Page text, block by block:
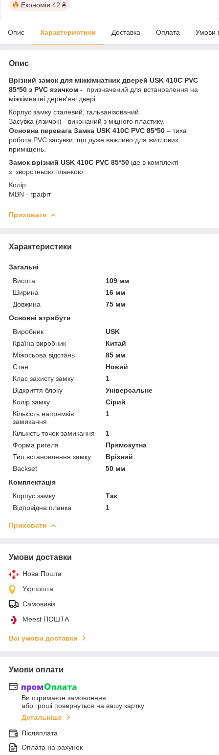
Економія 42 ₴
Опис Характеристики Доставка Оплата Умови
Опис
Врізний замок для міжкімнатних дверей USK 410C PVC
85*50 з PVC язичком - призначений для встановлення на
міжкімнатні дерев'яні двері.
Корпус замку сталевий, гальванізований.
Засувка (язичок) - виконаний з міцного пластику.
Основна перевага Замка USK 410C PVC 85*50 – тиха
робота PVC засувки, що дуже важливо для житлових
приміщень.
Замок врізний USK 410C PVC 85*50 іде в комплекті
з зворотньою планкою.
Колір:
MBN - графіт
Приховати
Характеристики
Загальні
Висота
109 мм
Ширина
16 мм
Довжина
75 мм
Основні атрибути
Виробник
USK
Країна виробник
Китай
Міжосьова відстань
85 мм
Стан
Новий
Клас захисту замку
1
Відкриття блоку
Універсальне
Колір замку
Сірий
Кількість напрямків
замикання
1
Кількість точок замикання
1
Форма ригеля
Прямокутна
Тип встановлення замку
Врізний
Backset
50 мм
Комплектація
Корпус замку
Так
Відповідна планка
1
Приховати
Умови доставки
Нова Пошта
Укрпошта
Самовивіз
Meest ПОШТА
Всі умови доставки
Умови оплати
Ви отримаєте замовлення
або гроші повернуться на вашу картку
Детальніше
Післяплата
Оплата на рахунок